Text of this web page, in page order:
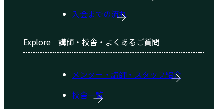
入会までの流れ
Explore 講師・校舎・よくあるご質問
メンター・講師・スタッフ紹介
校舎一覧